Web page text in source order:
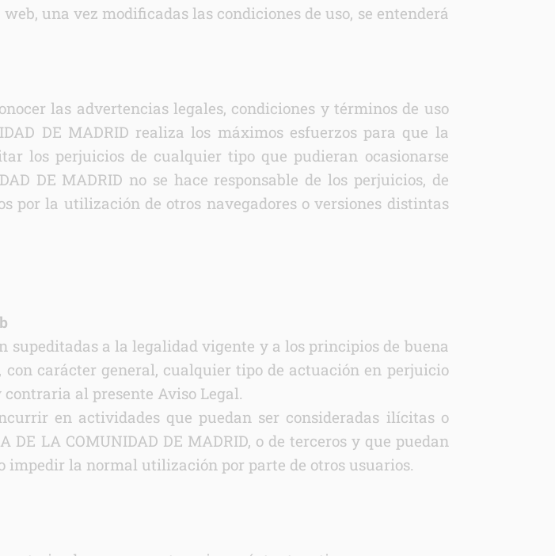
una vez modificadas las condiciones de uso, se entenderá
las advertencias legales, condiciones y términos de uso
DE MADRID realiza los máximos esfuerzos para que la
los perjuicios de cualquier tipo que pudieran ocasionarse
DE MADRID no se hace responsable de los perjuicios, de
por la utilización de otros navegadores o versiones distintas
supeditadas a la legalidad vigente y a los principios de buena
carácter general, cualquier tipo de actuación en perjuicio
contraria al presente Aviso Legal.
en actividades que puedan ser consideradas ilícitas o
LA COMUNIDAD DE MADRID, o de terceros y que puedan
la normal utilización por parte de otros usuarios.